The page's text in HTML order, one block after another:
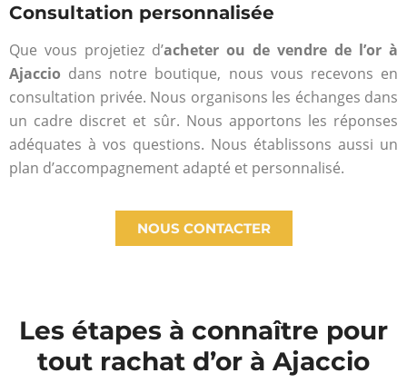
Consultation personnalisée
Que vous projetiez d’acheter ou de vendre de l’or à
Ajaccio dans notre boutique, nous vous recevons en
consultation privée. Nous organisons les échanges dans
un cadre discret et sûr. Nous apportons les réponses
adéquates à vos questions. Nous établissons aussi un
plan d’accompagnement adapté et personnalisé.
NOUS CONTACTER
Les étapes à connaître pour
tout rachat d’or à Ajaccio